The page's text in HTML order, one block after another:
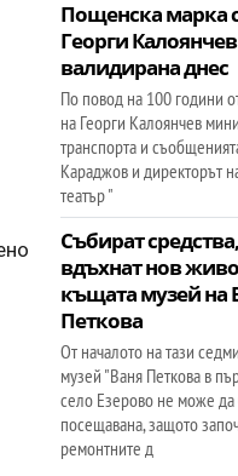
Пощенска марка
Георги
валидирана днес
По повод на 100 години
на Георги Калоянчев
транспорта и
Караджов и директорът
театър "
Събират
вдъхнат нов
къщата музей на
Петкова
От началото на тази
музей "Ваня Петкова в
село Езерово не може
посещавана, защото
ремонтните д